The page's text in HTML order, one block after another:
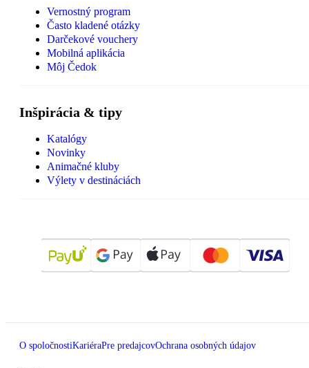
Vernostný program
Často kladené otázky
Darčekové vouchery
Mobilná aplikácia
Môj Čedok
Inšpirácia & tipy
Katalógy
Novinky
Animačné kluby
Výlety v destináciách
O spoločnostiKariéraPre predajcovOchrana osobných údajov